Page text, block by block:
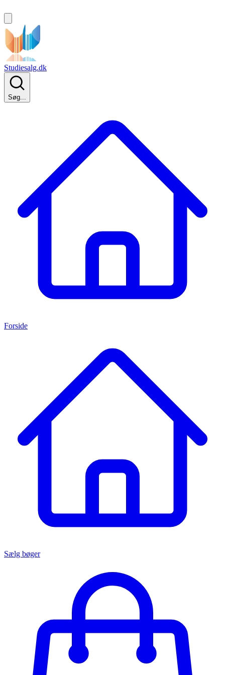
Studiesalg.dk
Søg...
Forside
Sælg bøger